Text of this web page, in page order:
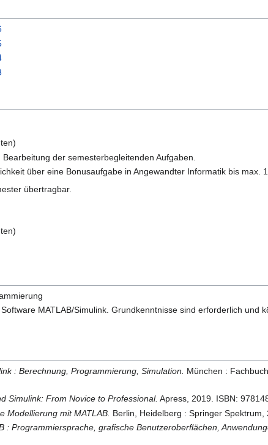
der semesterbegleitenden Aufgaben.
über eine Bonusaufgabe in Angewandter Informatik bis max.
übertragbar.
MATLAB/Simulink. Grundkenntnisse sind erforderlich und
: Berechnung, Programmierung, Simulation.
München :
Simulink: From Novice to Professional. Apress, 2019. ISBN:
Modellierung mit MATLAB. Berlin, Heidelberg : Springer Spektrum,
: Programmiersprache, grafische Benutzeroberflächen,